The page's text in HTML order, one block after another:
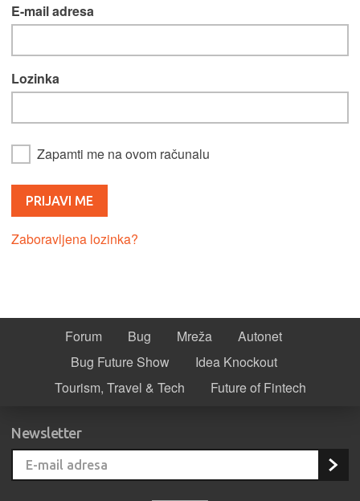
E-mail adresa
Lozinka
Zapamti me na ovom računalu
Zaboravljena lozinka?
Forum Bug Mreža
Autonet
Bug Future Show
Idea Knockout
Tourism, Travel & Tech
Future of Fintech
Newsletter